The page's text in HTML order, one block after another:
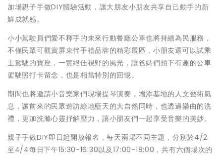
加場親子手做DIY體驗活動，讓大朋友小朋友共享自己動手的新
鮮成就感。
小小駕駛員們愛不釋手的未來行動餐廳公車也將持續為民服務，
不僅民眾可觀賞屏東伴手禮品牌的精彩展區，小朋友還可以試乘
主駕駛的寶座，一覽絕佳視野的風光，讓爸媽們拍下有趣的公車
駕駛照打卡留念，也是相當特別的回憶。
期間也將邀請小音樂家們現場提琴演奏，增添基地的人文藝術氣
息，讓前來的民眾造訪綠地藍天的大自然同時，也透過樂曲的洗
禮，更加洗滌心靈抒解壓力，讓小朋友們一起享受音樂的美妙。
親子手做DIY即日起開放報名，每天兩場不同主題，分別於4/2
至4/4每日下午15:30-16:30以及17:00-18:00，共有六個場次的